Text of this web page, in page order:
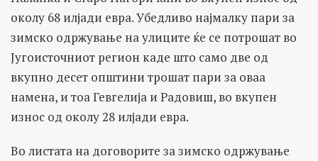
околу 68 илјади евра. Убедливо најмалку пари за
зимско одржување на улиците ќе се потрошат во
Југоисточниот регион каде што само две од
вкупно десет општини трошат пари за оваа
намена, и тоа Гевгелија и Радовиш, во вкупен
износ од околу 28 илјади евра.
Во листата на договорите за зимско одржување